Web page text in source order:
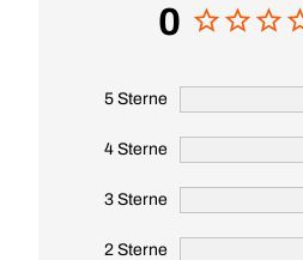
0
5 Sterne
4 Sterne
3 Sterne
2 Sterne